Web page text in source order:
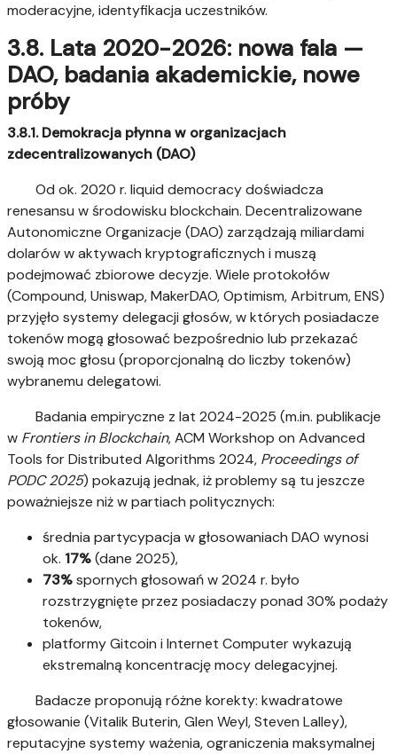
moderacyjne, identyfikacja uczestników.
3.8. Lata 2020-2026: nowa fala —
DAO, badania akademickie, nowe
próby
3.8.1. Demokracja płynna w organizacjach
zdecentralizowanych (DAO)
Od ok. 2020 r. liquid democracy doświadcza
renesansu w środowisku blockchain. Decentralizowane
Autonomiczne Organizacje (DAO) zarządzają miliardami
dolarów w aktywach kryptograficznych i muszą
podejmować zbiorowe decyzje. Wiele protokołów
(Compound, Uniswap, MakerDAO, Optimism, Arbitrum, ENS)
przyjęło systemy delegacji głosów, w których posiadacze
tokenów mogą głosować bezpośrednio lub przekazać
swoją moc głosu (proporcjonalną do liczby tokenów)
wybranemu delegatowi.
Badania empiryczne z lat 2024-2025 (m.in. publikacje
w Frontiers in Blockchain, ACM Workshop on Advanced
Tools for Distributed Algorithms 2024, Proceedings of
PODC 2025) pokazują jednak, iż problemy są tu jeszcze
poważniejsze niż w partiach politycznych:
średnia partycypacja w głosowaniach DAO wynosi
ok. 17%(dane 2025),
73%spornych głosowań w 2024 r. było
rozstrzygnięte przez posiadaczy ponad 30% podaży
tokenów,
platformy Gitcoin i Internet Computer wykazują
ekstremalną koncentrację mocy delegacyjnej.
Badacze proponują różne korekty: kwadratowe
głosowanie (Vitalik Buterin, Glen Weyl, Steven Lalley),
reputacyjne systemy ważenia, ograniczenia maksymalnej